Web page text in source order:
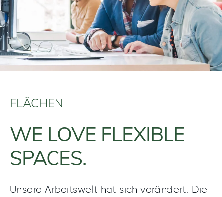
FLÄCHEN
WE LOVE FLEXIBLE
SPACES.
Unsere Arbeitswelt hat sich verändert. Die